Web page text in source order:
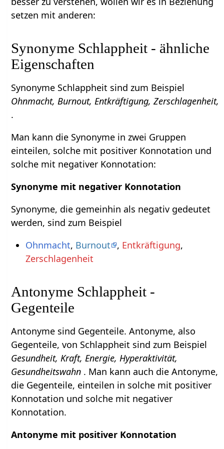
setzen mit anderen:
Synonyme Schlappheit - ähnliche
Eigenschaften
Synonyme Schlappheit sind zum Beispiel
Ohnmacht, Burnout, Entkräftigung, Zerschlagenheit,
.
Man kann die Synonyme in zwei Gruppen
einteilen, solche mit positiver Konnotation und
solche mit negativer Konnotation:
Synonyme mit negativer Konnotation
Synonyme, die gemeinhin als negativ gedeutet
werden, sind zum Beispiel
Ohnmacht, Burnout , Entkräftigung,
Zerschlagenheit
Antonyme Schlappheit -
Gegenteile
Antonyme sind Gegenteile. Antonyme, also
Gegenteile, von Schlappheit sind zum Beispiel
Gesundheit, Kraft, Energie, Hyperaktivität,
Gesundheitswahn . Man kann auch die Antonyme,
die Gegenteile, einteilen in solche mit positiver
Konnotation und solche mit negativer
Konnotation.
Antonyme mit positiver Konnotation